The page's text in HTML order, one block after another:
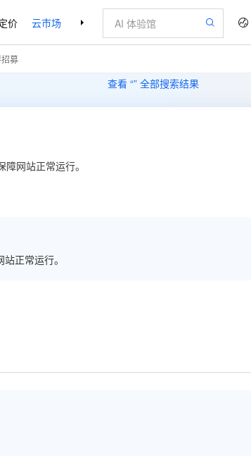
价 云市场 合作伙伴 支持与服务 了解阿里云
查看 “” 全部搜索结果
募
网站正常运行。
正常运行。